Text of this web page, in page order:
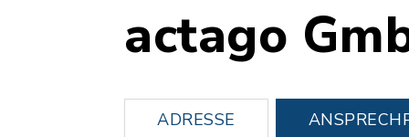
actago
ADRESSE